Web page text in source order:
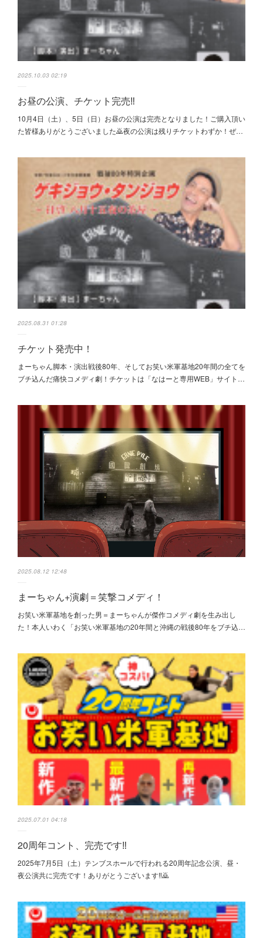
2025.10.03 02:19
お昼の公演、チケット完売‼️
10月4日（土）、5日（日）お昼の公演は完売となりました！ご購入頂い
た皆様ありがとうございました🙇夜の公演は残りチケットわずか！ぜ…
2025.08.31 01:28
チケット発売中！
まーちゃん脚本・演出戦後80年、そしてお笑い米軍基地20年間の全てを
ブチ込んだ痛快コメディ劇！チケットは「なはーと専用WEB」サイト…
2025.08.12 12:48
まーちゃん+演劇＝笑撃コメディ！
お笑い米軍基地を創った男＝まーちゃんが傑作コメディ劇を生み出し
た！本人いわく「お笑い米軍基地の20年間と沖縄の戦後80年をブチ込…
2025.07.01 04:18
20周年コント、完売です‼️
2025年7月5日（土）テンブスホールで行われる20周年記念公演、昼・
夜公演共に完売です！ありがとうございます‼️🙇